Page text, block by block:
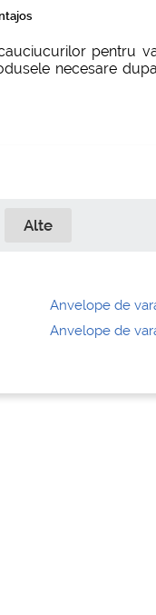
pentru
necesare
Alte
Anvelope de
Anvelope de